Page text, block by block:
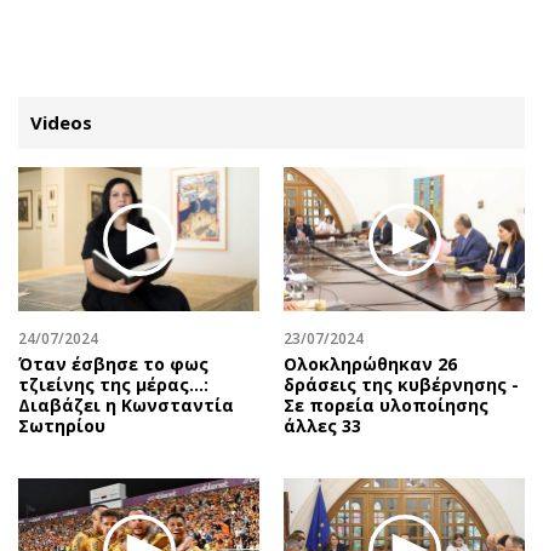
ΚΑΤΗΓΟΡΙΕΣ ΣΥΝΔΕΣΗ
Παιδεία
Υγεία
Πολιτική
Βουλευτικές 2026
Εκλογές 2024
Δημοσκοπήσεις
Διπλωματία
Απόψεις
Αρθρογραφία
The Hill
Υγεία
Αγγελίες
Ενοικιάζονται
Ζητούν εργασία
Θέσεις εργασίας
Videos
24/07/2024
Όταν έσβησε το φως
τζιείνης της μέρας…:
Διαβάζει η Κωνσταντία
Σωτηρίου
23/07/2024
Ολοκληρώθηκαν 26
δράσεις της κυβέρνησης -
Σε πορεία υλοποίησης
άλλες 33